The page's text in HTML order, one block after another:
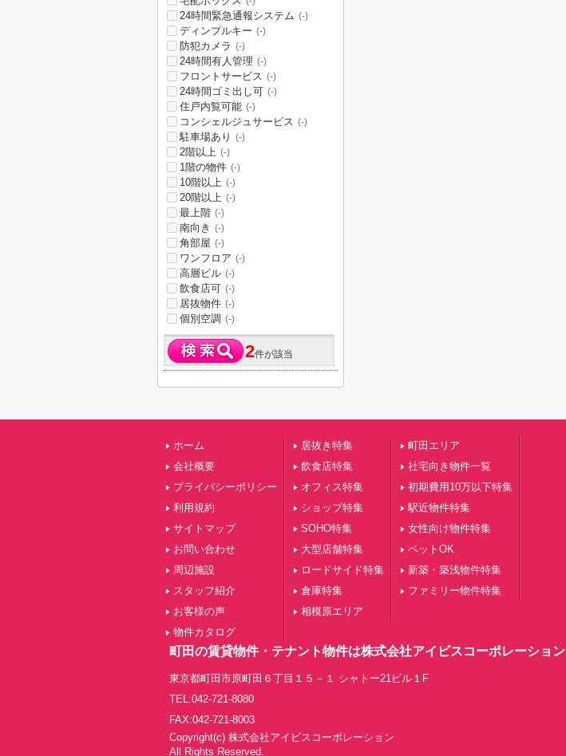
24時間緊急通報システム (-)
ディンプルキー (-)
防犯カメラ (-)
24時間有人管理 (-)
フロントサービス (-)
24時間ゴミ出し可 (-)
住戸内覧可能 (-)
コンシェルジュサービス (-)
駐車場あり (-)
2階以上 (-)
1階の物件 (-)
10階以上 (-)
20階以上 (-)
最上階 (-)
南向き (-)
角部屋 (-)
ワンフロア (-)
高層ビル (-)
飲食店可 (-)
居抜物件 (-)
個別空調 (-)
2件が該当
ホーム
会社概要
プライバシーポリシー
利用規約
サイトマップ
お問い合わせ
周辺施設
スタッフ紹介
お客様の声
物件カタログ
居抜き特集
飲食店特集
オフィス特集
ショップ特集
SOHO特集
大型店舗特集
ロードサイド特集
倉庫特集
相模原エリア
町田エリア
社宅向き物件一覧
初期費用10万以下特集
駅近物件特集
女性向け物件特集
ペットOK
新築・築浅物件特集
ファミリー物件特集
町田の賃貸物件・テナント物件は株式会社アイビスコーポレーション
東京都町田市原町田６丁目１５－１ シャトー21ビル１F
TEL:042-721-8080
FAX:042-721-8003
Copyright(c) 株式会社アイビスコーポレーション
All Rights Reserved.